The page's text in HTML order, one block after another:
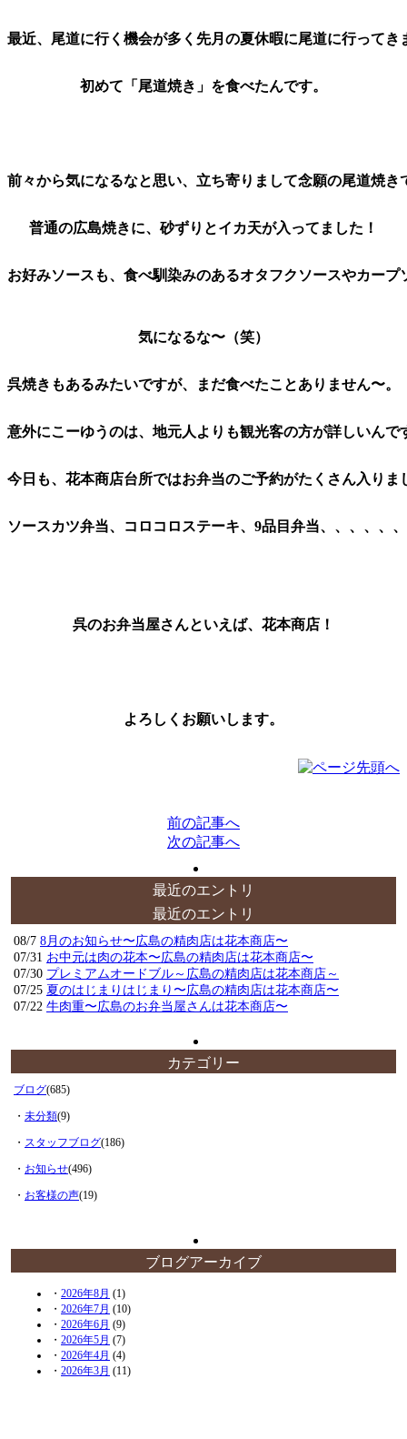
最近、尾道に行く機会が多く先月の夏休暇に尾道に行ってき
初めて「尾道焼き」を食べたんです。
前々から気になるなと思い、立ち寄りまして念願の尾道焼き
普通の広島焼きに、砂ずりとイカ天が入ってました！
お好みソースも、食べ馴染みのあるオタフクソースやカー
気になるな〜（笑）
呉焼きもあるみたいですが、まだ食べたことありません〜。
意外にこーゆうのは、地元人よりも観光客の方が詳しいんで
今日も、花本商店台所ではお弁当のご予約がたくさん入りま
呉のお弁当屋さんといえば、花本商店！
よろしくお願いします。
前の記事へ
次の記事へ
最近のエントリ
最近のエントリ
08/7 8月のお知らせ〜広島の精肉店は花本商店〜
07/31 お中元は肉の花本〜広島の精肉店は花本商店〜
07/30 プレミアムオードブル～広島の精肉店は花本商店～
07/25 夏のはじまりはじまり〜広島の精肉店は花本商店〜
07/22 牛肉重〜広島のお弁当屋さんは花本商店〜
カテゴリー
ブログ(685)
・ 未分類(9)
・ スタッフブログ(186)
・ お知らせ(496)
・ お客様の声(19)
ブログアーカイブ
・ 2026年8月 (1)
・ 2026年7月 (10)
・ 2026年6月 (9)
・ 2026年5月 (7)
・ 2026年4月 (4)
・ 2026年3月 (11)